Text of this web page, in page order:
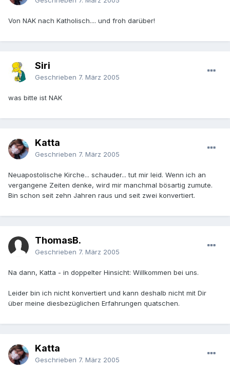
Von NAK nach Katholisch.... und froh darüber!
Siri
Geschrieben 7. März 2005
was bitte ist NAK
Katta
Geschrieben 7. März 2005
Neuapostolische Kirche... schauder... tut mir leid. Wenn ich an
vergangene Zeiten denke, wird mir manchmal bösartig zumute.
Bin schon seit zehn Jahren raus und seit zwei konvertiert.
ThomasB.
Geschrieben 7. März 2005
Na dann, Katta - in doppelter Hinsicht: Willkommen bei uns.
Leider bin ich nicht konvertiert und kann deshalb nicht mit Dir
über meine diesbezüglichen Erfahrungen quatschen.
Katta
Geschrieben 7. März 2005